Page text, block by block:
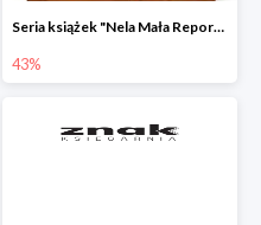
Seria książek "Nela Mała Reporterka" do -43%
43%